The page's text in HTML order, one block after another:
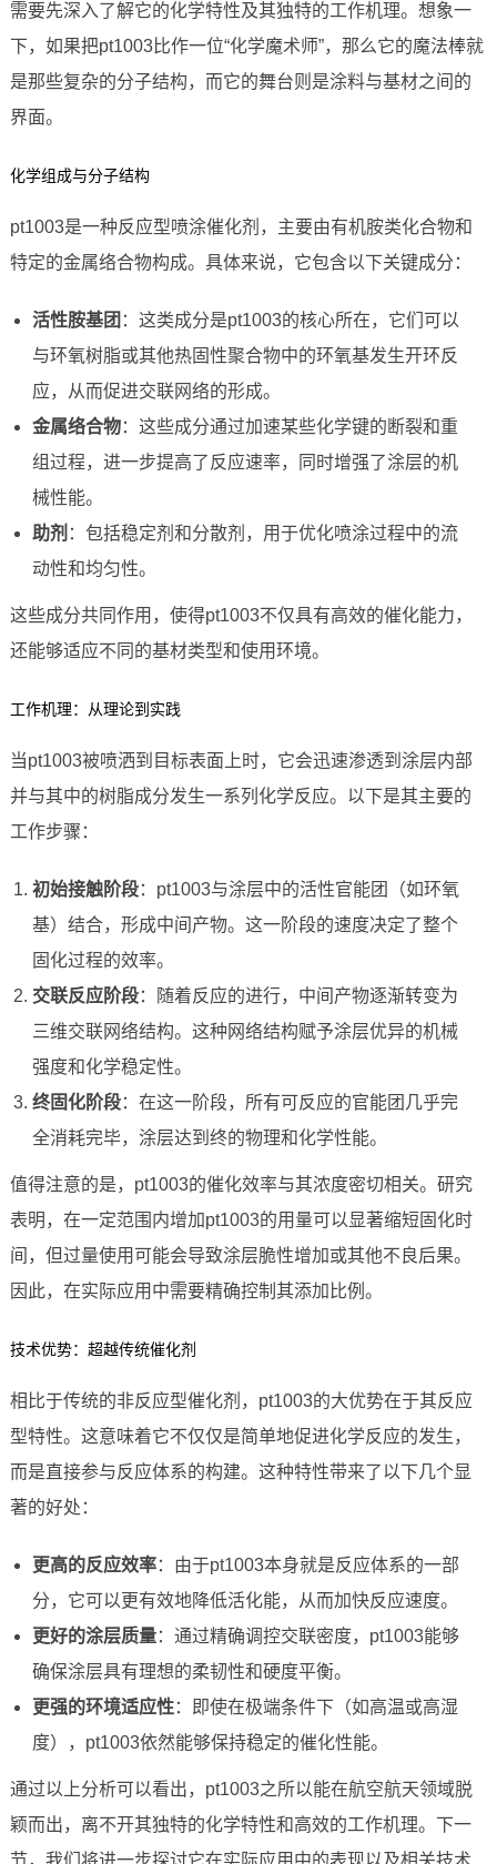
需要先深入了解它的化学特性及其独特的工作机理。想象一
下，如果把pt1003比作一位“化学魔术师”，那么它的魔法棒就
是那些复杂的分子结构，而它的舞台则是涂料与基材之间的
界面。
化学组成与分子结构
pt1003是一种反应型喷涂催化剂，主要由有机胺类化合物和
特定的金属络合物构成。具体来说，它包含以下关键成分：
活性胺基团 ：这类成分是pt1003的核心所在，它们可以
与环氧树脂或其他热固性聚合物中的环氧基发生开环反
应，从而促进交联网络的形成。
金属络合物：这些成分通过加速某些化学键的断裂和重
组过程，进一步提高了反应速率，同时增强了涂层的机
械性能。
助剂 ：包括稳定剂和分散剂，用于优化喷涂过程中的流
动性和均匀性。
这些成分共同作用，使得pt1003不仅具有高效的催化能力，
还能够适应不同的基材类型和使用环境。
工作机理：从理论到实践
当pt1003被喷洒到目标表面上时，它会迅速渗透到涂层内部
并与其中的树脂成分发生一系列化学反应。以下是其主要的
工作步骤：
初始接触阶段：pt1003与涂层中的活性官能团（如环氧
基）结合，形成中间产物。这一阶段的速度决定了整个
固化过程的效率。
交联反应阶段：随着反应的进行，中间产物逐渐转变为
三维交联网络结构。这种网络结构赋予涂层优异的机械
强度和化学稳定性。
终固化阶段：在这一阶段，所有可反应的官能团几乎完
全消耗完毕，涂层达到终的物理和化学性能。
值得注意的是，pt1003的催化效率与其浓度密切相关。研究
表明，在一定范围内增加pt1003的用量可以显著缩短固化时
间，但过量使用可能会导致涂层脆性增加或其他不良后果。
因此，在实际应用中需要精确控制其添加比例。
技术优势：超越传统催化剂
相比于传统的非反应型催化剂，pt1003的大优势在于其反应
型特性。这意味着它不仅仅是简单地促进化学反应的发生，
而是直接参与反应体系的构建。这种特性带来了以下几个显
著的好处：
更高的反应效率：由于pt1003本身就是反应体系的一部
分，它可以更有效地降低活化能，从而加快反应速度。
更好的涂层质量：通过精确调控交联密度，pt1003能够
确保涂层具有理想的柔韧性和硬度平衡。
更强的环境适应性：即使在极端条件下（如高温或高湿
度），pt1003依然能够保持稳定的催化性能。
通过以上分析可以看出，pt1003之所以能在航空航天领域脱
颖而出，离不开其独特的化学特性和高效的工作机理。下一